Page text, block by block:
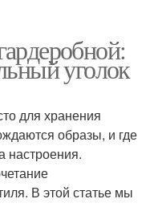
уголок
для хранения
образы, и где
настроения.
В этой статье мы